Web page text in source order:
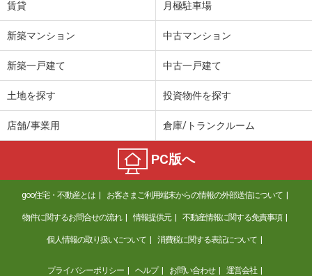
愛媛県今治市東村１丁目
8.70万円
貸店舗（建物一部）
7.90万円
住 所
愛媛県今治市東村１丁目
物件種別 貸店舗（建物一部）
使用面積
19m²
愛媛県今治市東村１丁目
価 格 8万円
賃貸 月極駐車場
新築マンション 中古マンション
新築一戸建て 中古一戸建て
土地を探す 投資物件を探す
店舗/事業用 倉庫/トランクルーム
PC版へ
goo住宅・不動産とは お客さまご利用端末からの情報の外部送信について
物件に関するお問合せの流れ 情報提供元 不動産情報に関する免責事項
個人情報の取り扱いについて 消費税に関する表記について
プライバシーポリシー ヘルプ お問い合わせ 運営会社